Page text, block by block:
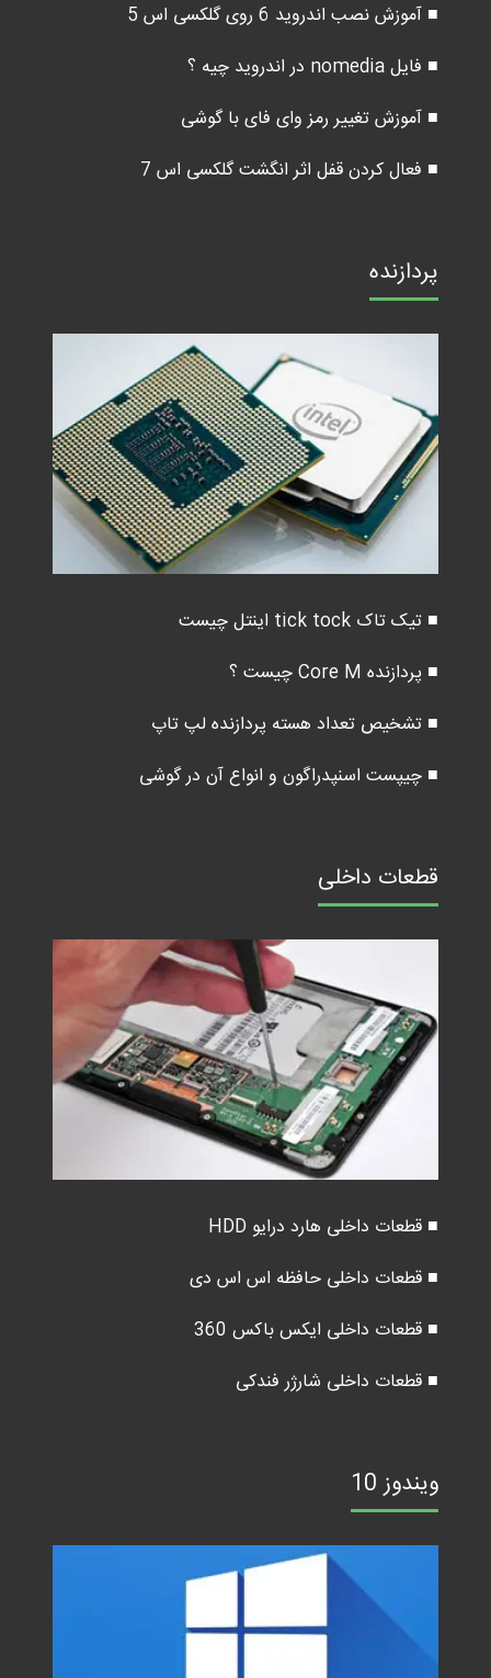
■ آموزش نصب اندروید 6 روی گلکسی اس 5
■ فایل nomedia در اندروید چیه ؟
■ آموزش تغییر رمز وای فای با گوشی
■ فعال کردن قفل اثر انگشت گلکسی اس 7
پردازنده
■ تیک تاک tick tock اینتل چیست
■ پردازنده Core M چیست ؟
■ تشخیص تعداد هسته پردازنده لپ تاپ
■ چیپست اسنپدراگون و انواع آن در گوشی
قطعات داخلی
■ قطعات داخلی هارد درایو HDD
■ قطعات داخلی حافظه اس اس دی
■ قطعات داخلی ایکس باکس 360
■ قطعات داخلی شارژر فندکی
ویندوز 10